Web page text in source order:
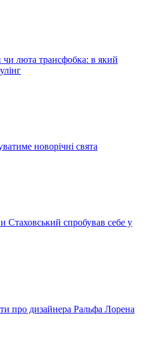
чи люта трансфобка: в який
новорічні свята
Стаховський спробував себе у
про дизайнера Ральфа Лорена